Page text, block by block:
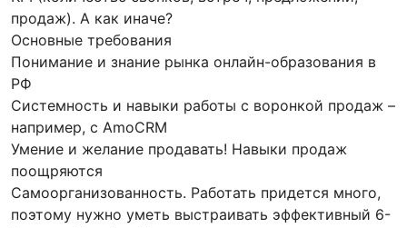
продаж). А как иначе?
Основные требования
Понимание и знание рынка онлайн-образования в
РФ
Системность и навыки работы с воронкой продаж –
например, с AmoCRM
Умение и желание продавать! Навыки продаж
поощряются
Самоорганизованность. Работать придется много,
поэтому нужно уметь выстраивать эффективный 6-